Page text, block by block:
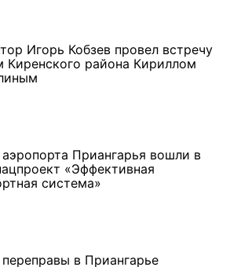
Игорь Кобзев провел встречу
Киренского района Кириллом
Приангарья вошли в
«Эффективная
система»
в Приангарье